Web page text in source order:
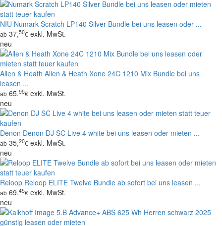
NIU Numark Scratch LP140 Silver Bundle bei uns leasen oder ...
ab 37,50€ exkl. MwSt.
neu
Allen & Heath Allen & Heath Xone 24C 1210 Mix Bundle bei uns
leasen ...
ab 65,95€ exkl. MwSt.
neu
Denon Denon DJ SC Live 4 white bei uns leasen oder mieten ...
ab 35,20€ exkl. MwSt.
neu
Reloop Reloop ELITE Twelve Bundle ab sofort bei uns leasen ...
ab 69,45€ exkl. MwSt.
neu